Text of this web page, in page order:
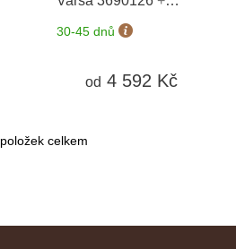
možnost výměny do 90
dní
30-45 dnů
od 4 592 Kč
O
položek celkem